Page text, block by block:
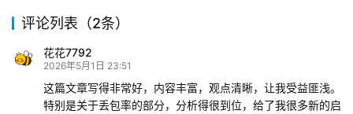
评论列表（2条）
花花7792
2026年5月1日 23:51
这篇文章写得非常好，内容丰富，观点清晰，让我受益匪浅。
特别是关于丢包率的部分，分析得很到位，给了我很多新的启